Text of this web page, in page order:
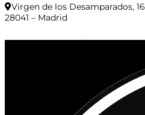
Virgen de los Desamparados, 16
28041 – Madrid